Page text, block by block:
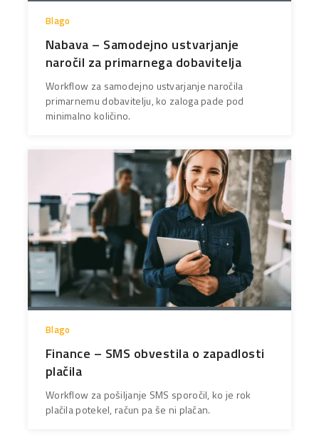
Blago
Nabava – Samodejno ustvarjanje
naročil za primarnega dobavitelja
Workflow za samodejno ustvarjanje naročila
primarnemu dobavitelju, ko zaloga pade pod
minimalno količino.
Blago
Finance – SMS obvestila o zapadlosti
plačila
Workflow za pošiljanje SMS sporočil, ko je rok
plačila potekel, račun pa še ni plačan.